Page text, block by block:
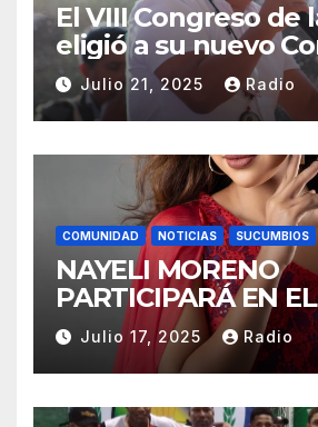
El VIII Congreso de
eligió a su nuevo
Gobierno de la
2028.
Julio 21, 2025 Radio
COMUNIDAD NOTICIAS SUCUMBIOS
NAYELI MORENO
PARTICIPARÁ EN EL
REINADO
CAFÉ LA TOQUILLA
REPRESENTACIÓN
SUCUMBÍOS
Julio 17, 2025 Radio